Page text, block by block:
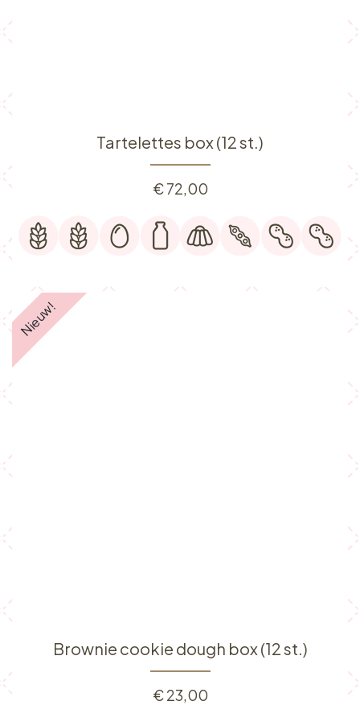
Tartelettes box (12 st.)
€72,00
Nieuw!
Brownie cookie dough box (12 st.)
€23,00